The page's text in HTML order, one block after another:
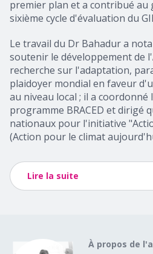
premier plan et a contribué au
sixième cycle d'évaluation du
Le travail du Dr Bahadur a
soutenir le développement de
recherche sur l'adaptation,
plaidoyer mondial en faveur
au niveau local ; il a
programme BRACED et dirigé
nationaux pour l'initiative
(Action pour le climat
Lire la suite
À propos de